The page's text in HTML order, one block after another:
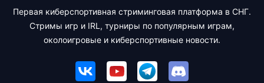
Первая киберспортивная стриминговая платформа в СНГ.
Стримы игр и IRL, турниры по популярным играм,
околоигровые и киберспортивные новости.